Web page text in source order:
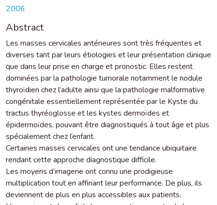
2006
Abstract
Les masses cervicales antérieures sont très fréquentes et
diverses tant par leurs étiologies et leur présentation clinique
que dans leur prise en charge et pronostic. Elles restent
dominées par la pathologie tumorale notamment le nodule
thyroïdien chez l’adulte ainsi que la pathologie malformative
congénitale essentiellement représentée par le Kyste du
tractus thyréoglosse et les kystes dermoïdes et
épidermoïdes, pouvant être diagnostiqués à tout âge et plus
spécialement chez l’enfant.
Certaines masses cervicales ont une tendance ubiquitaire
rendant cette approche diagnostique difficile.
Les moyens d’imagerie ont connu une prodigieuse
multiplication tout en affinant leur performance. De plus, ils
deviennent de plus en plus accessibles aux patients.